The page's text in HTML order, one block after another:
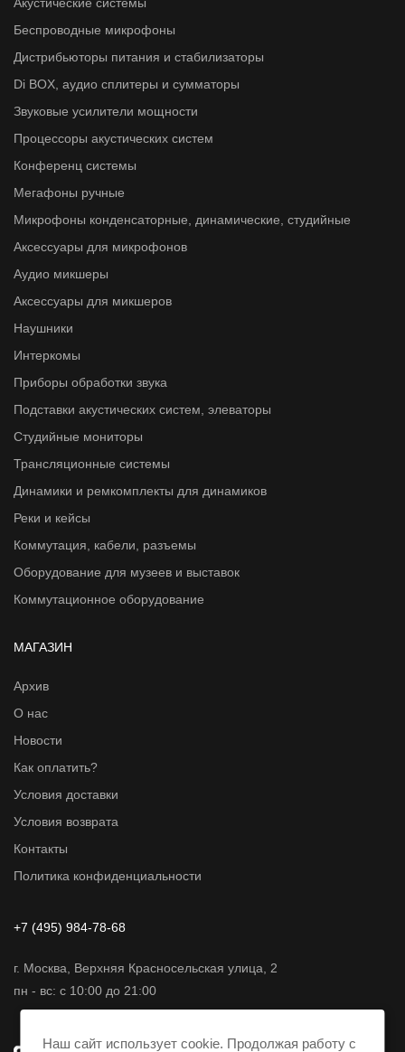
Беспроводные микрофоны
Дистрибьюторы питания и стабилизаторы
Di BOX, аудио сплитеры и сумматоры
Звуковые усилители мощности
Процессоры акустических систем
Конференц системы
Мегафоны ручные
Микрофоны конденсаторные, динамические, студийные
Аксессуары для микрофонов
Аудио микшеры
Аксессуары для микшеров
Наушники
Интеркомы
Приборы обработки звука
Подставки акустических систем, элеваторы
Студийные мониторы
Трансляционные системы
Динамики и ремкомплекты для динамиков
Реки и кейсы
Коммутация, кабели, разъемы
Оборудование для музеев и выставок
Коммутационное оборудование
МАГАЗИН
Архив
О нас
Новости
Как оплатить?
Условия доставки
Условия возврата
Контакты
Политика конфиденциальности
+7 (495) 984-78-68
г. Москва, Верхняя Красносельская улица, 2
пн - вс: с 10:00 до 21:00
Наш сайт использует cookie. Продолжая работу с